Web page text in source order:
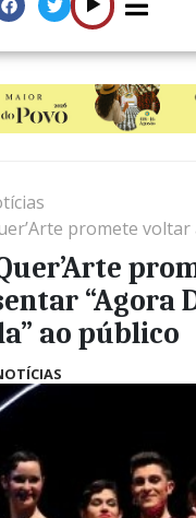
promete voltar a apresentar “Agora
“Agora
ao público